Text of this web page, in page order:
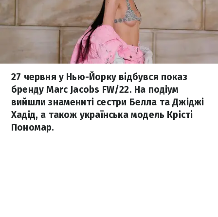
27 червня у Нью-Йорку відбувся показ
бренду Marc Jacobs FW/22. На подіум
вийшли знамениті сестри Белла та Джіджі
Хадід, а також українська модель Крісті
Пономар.